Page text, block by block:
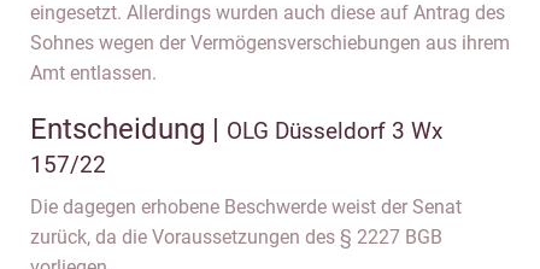
eingesetzt. Allerdings wurden auch diese auf Antrag des
Sohnes wegen der Vermögensverschiebungen aus ihrem
Amt entlassen.
Entscheidung | OLG Düsseldorf 3 Wx
157/22
Die dagegen erhobene Beschwerde weist der Senat
zurück, da die Voraussetzungen des § 2227 BGB